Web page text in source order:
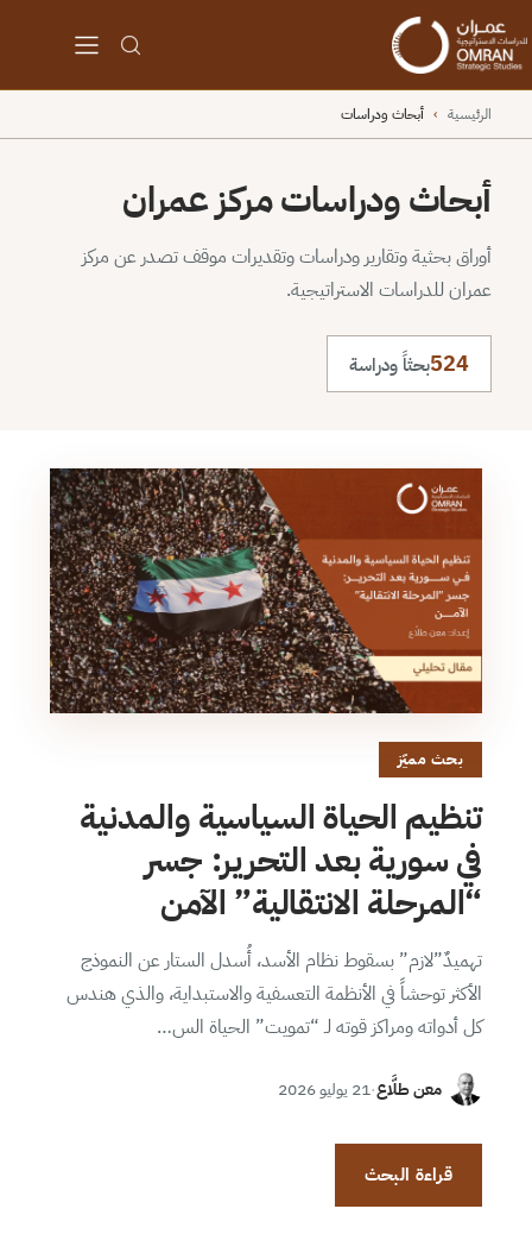
الرئيسية › أبحاث ودراسات
أبحاث ودراسات مركز عمران
أوراق بحثية وتقارير ودراسات وتقديرات موقف تصدر عن مركز
عمران للدراسات الاستراتيجية.
524بحثاً ودراسة
بحث مميّز
تنظيم الحياة السياسية والمدنية
في سورية بعد التحرير: جسر
“المرحلة الانتقالية” الآمن
تهميدٌ”لازم” بسقوط نظام الأسد، أُسدل الستار عن النموذج
الأكثر توحشاً في الأنظمة التعسفية والاستبداية، والذي هندس
كل أدواته ومراكز قوته لـ “تمويت” الحياة الس…
معن طلَّاع·21 يوليو 2026
قراءة البحث